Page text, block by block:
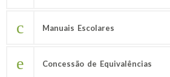
Manuais Escolares
Concessão de Equivalências